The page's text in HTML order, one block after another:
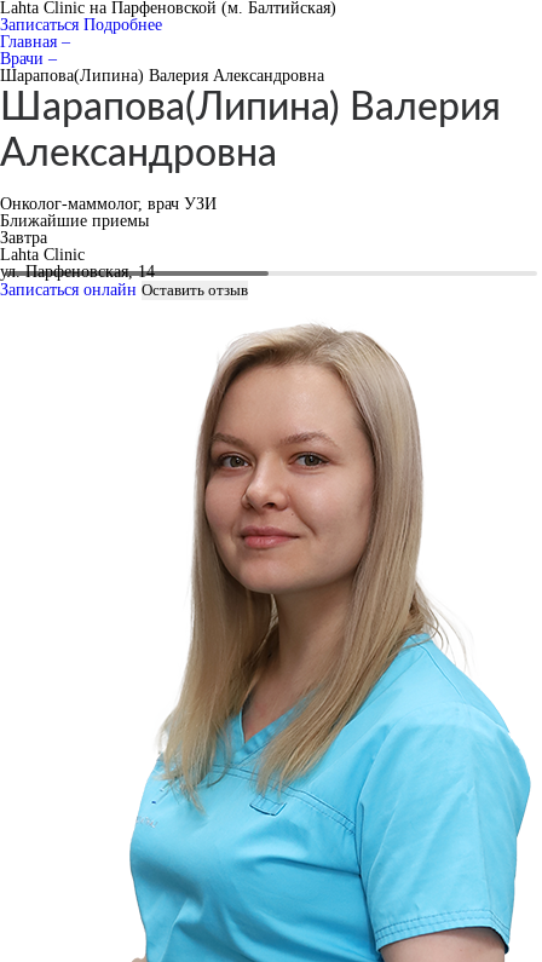
Lahta Clinic на Парфеновской (м. Балтийская)
Записаться Подробнее
Главная –
Врачи –
Шарапова(Липина) Валерия Александровна
Шарапова(Липина) Валерия
Александровна
Онколог-маммолог, врач УЗИ
Ближайшие приемы
Завтра
Lahta Clinic
ул. Парфеновская, 14
Записаться онлайн Оставить отзыв